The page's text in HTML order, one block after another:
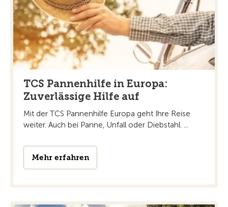
TCS Pannenhilfe in Europa:
Zuverlässige Hilfe auf
Mit der TCS Pannenhilfe Europa geht Ihre Reise
weiter. Auch bei Panne, Unfall oder Diebstahl. ...
Mehr erfahren